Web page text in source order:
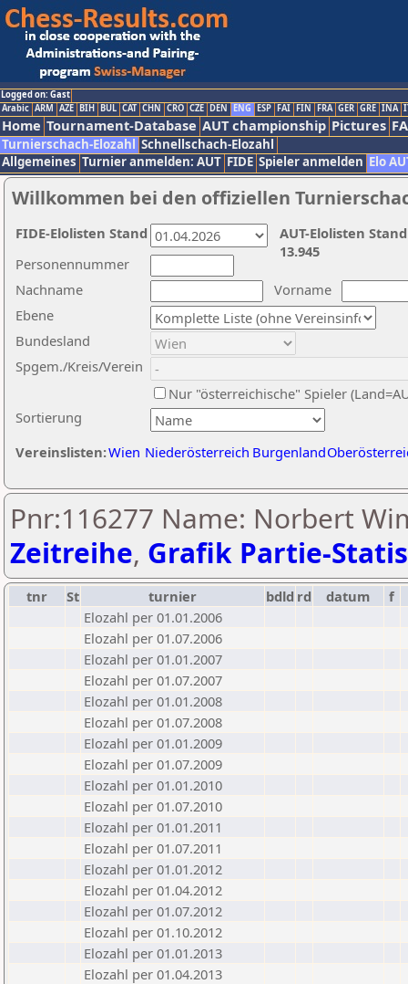
Logged on: Gast
Arabic ARM AZE BIH BUL CAT CHN CRO CZE DEN ENG ESP FAI FIN FRA GER GRE INA
Home Tournament-Database AUT championship Pictures
Turnierschach-Elozahl Schnellschach-Elozahl
Allgemeines Turnier anmelden: AUT FIDE Spieler anmelden Elo
Willkommen bei den offiziellen
Nachname
Vorname
Ebene
Sortierung
Personennummer
Bundesland
Spgem./Kreis/Verein
Nur "österreichische" Spieler
Vereinslisten:Wien Niederösterreich Burgenland
AUT-Elolisten
13.945
FIDE-Elolisten Stand
Pnr:116277 Name: Norbert
Zeitreihe, Grafik Partie-
tnr St turnier bdld rd datum
f
Elozahl per 01.01.2006
Elozahl per 01.07.2006
Elozahl per 01.01.2007
Elozahl per 01.07.2007
Elozahl per 01.01.2008
Elozahl per 01.07.2008
Elozahl per 01.01.2009
Elozahl per 01.07.2009
Elozahl per 01.01.2010
Elozahl per 01.07.2010
Elozahl per 01.01.2011
Elozahl per 01.07.2011
Elozahl per 01.01.2012
Elozahl per 01.04.2012
Elozahl per 01.07.2012
Elozahl per 01.10.2012
Elozahl per 01.01.2013
Elozahl per 01.04.2013